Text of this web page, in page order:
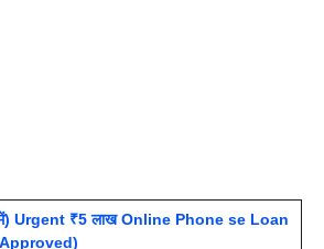
Urgent ₹5 लाख Online Phone se Loan
Approved)